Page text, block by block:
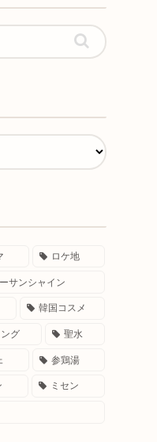
ロケ地
サンシャイン
韓国コスメ
グ 聖水
参鶏湯
ミセン